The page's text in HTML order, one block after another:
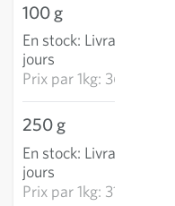
100 g
En stock: Livraison 2-4
jours
Prix par1kg: 362.69
250 g
En stock: Livraison 2-4
jours
Prix par1kg: 316.83 CHF